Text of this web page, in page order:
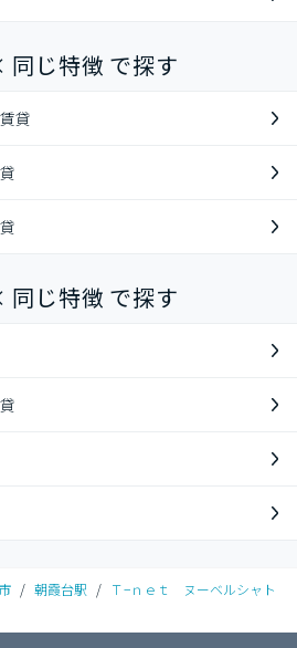
じ特徴 で探す
貸
じ特徴 で探す
/ 朝霞台駅 / Ｔ−ｎｅｔ ヌーベルシャト